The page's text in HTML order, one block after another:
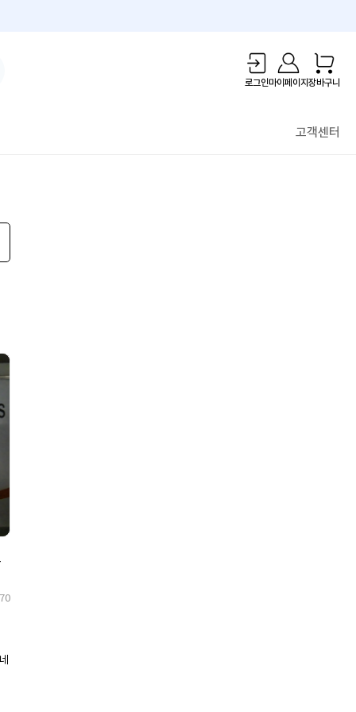
로그인마이페이지장바구니
고객센터